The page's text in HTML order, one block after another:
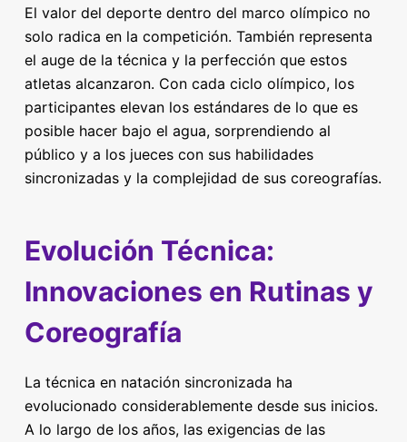
El valor del deporte dentro del marco olímpico no
solo radica en la competición. También representa
el auge de la técnica y la perfección que estos
atletas alcanzaron. Con cada ciclo olímpico, los
participantes elevan los estándares de lo que es
posible hacer bajo el agua, sorprendiendo al
público y a los jueces con sus habilidades
sincronizadas y la complejidad de sus coreografías.
Evolución Técnica:
Innovaciones en Rutinas y
Coreografía
La técnica en natación sincronizada ha
evolucionado considerablemente desde sus inicios.
A lo largo de los años, las exigencias de las